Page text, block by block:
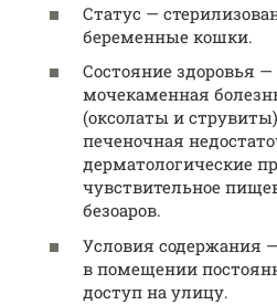
Статус —
беременные кошки.
Состояние здоровья
мочекаменная
(оксолаты и
печеночная
дерматологические
чувствительное
безоаров.
Условия содержания
в помещении
доступ на улицу.